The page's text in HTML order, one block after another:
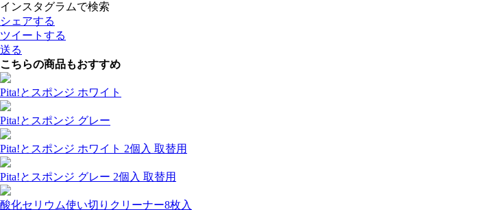
インスタグラムで検索
シェアする
ツイートする
送る
こちらの商品もおすすめ
Pita!とスポンジ ホワイト
Pita!とスポンジ グレー
Pita!とスポンジ ホワイト 2個入 取替用
Pita!とスポンジ グレー 2個入 取替用
酸化セリウム使い切りクリーナー8枚入